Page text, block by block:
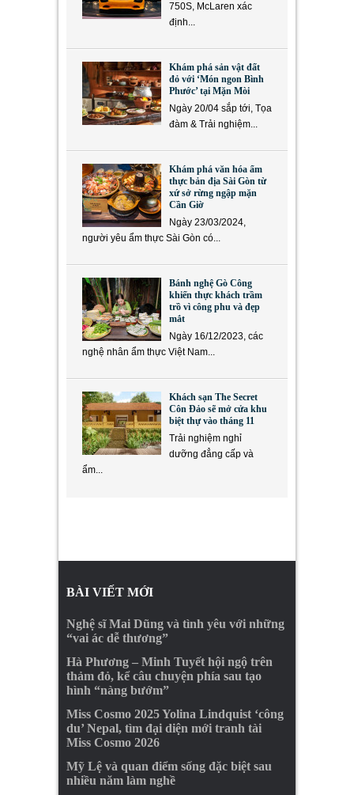
750S, McLaren xác
định...
Khám phá sản vật đất
đỏ với ‘Món ngon Bình
Phước’ tại Mặn Mòi
Ngày 20/04 sắp tới, Tọa
đàm & Trải nghiệm...
Khám phá văn hóa ẩm
thực bản địa Sài Gòn từ
xứ sở rừng ngập mặn
Cần Giờ
Ngày 23/03/2024,
người yêu ẩm thực Sài Gòn có...
Bánh nghệ Gò Công
khiến thực khách trầm
trồ vì công phu và đẹp
mắt
Ngày 16/12/2023, các
nghệ nhân ẩm thực Việt Nam...
Khách sạn The Secret
Côn Đảo sẽ mở cửa khu
biệt thự vào tháng 11
Trải nghiệm nghỉ
dưỡng đẳng cấp và
ẩm...
BÀI VIẾT MỚI
Nghệ sĩ Mai Dũng và tình yêu với những
“vai ác dễ thương”
Hà Phương – Minh Tuyết hội ngộ trên
thảm đỏ, kể câu chuyện phía sau tạo
hình “nàng bướm”
Miss Cosmo 2025 Yolina Lindquist ‘công
du’ Nepal, tìm đại diện mới tranh tài
Miss Cosmo 2026
Mỹ Lệ và quan điểm sống đặc biệt sau
nhiều năm làm nghề